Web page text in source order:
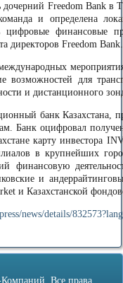
Freedom Bank в
и определена
цифровые финансовые
директоров Freedom Bank.
возможностей для
и дистанционного
банк Казахстана,
Банк оцифровал
карту инвестора
в крупнейших
финансовую
и
и Казахстанской
news/details/
Все права